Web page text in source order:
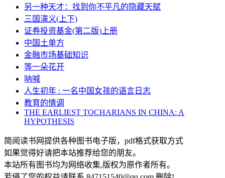
另一种天才：找到你不平凡的隐藏天赋
三国演义(上下)
证券投资基金(第二版)上册
中国土单方
金融市场基础知识
等一朵花开
呐喊
人生初年 : 一名中国女孩的语言日志
教育的情调
THE EARLIEST TOCHARIANS IN CHINA: A
HYPOTHESIS
简阅读书网提供各种图书电子版，pdf格式获取方式
如果觉得好请把本站推荐给您的朋友。
本站所有图书均为网络收集,版权为原作者所有。